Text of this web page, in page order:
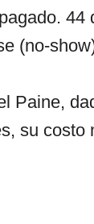
(no-
Paine,
su